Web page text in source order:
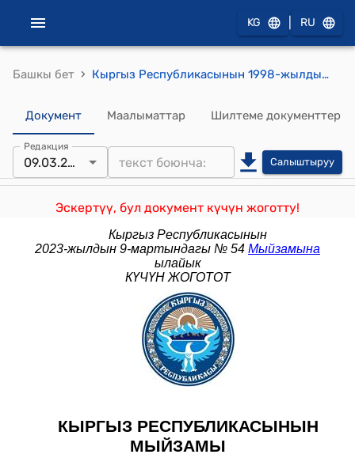
KG RU
Башкы бет › Кыргыз Республикасынын 1998-жылдын 30-мйындагы № 70 "Нотариат жөнүндө" Мыйзамы
Документ Маалыматтар Шилтеме документтер
Редакция
09.03.2023 Салыштыруу
Эскертүү, бул документ күчүн жоготту!